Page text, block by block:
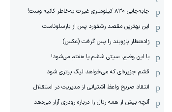
جابه‌جایی ۸۳۰ کیلومتری غیرت به‌خاطر کانیه وست!
این بهترین مقصد رشفورد پس از بارسلوناست
زاده‌عطار بازوبند را پس گرفت (عکس)
با این وضع، سیتی ششم یا هفتم می‌شود!
قشم جزیره‌ای که می‌خواهد لیگ برتری شود
انتقاد صریح واعظ آشتیانی از مدیریت در استقلال
آنچه بیش از همه رئال را درباره رودری آزار می‌دهد